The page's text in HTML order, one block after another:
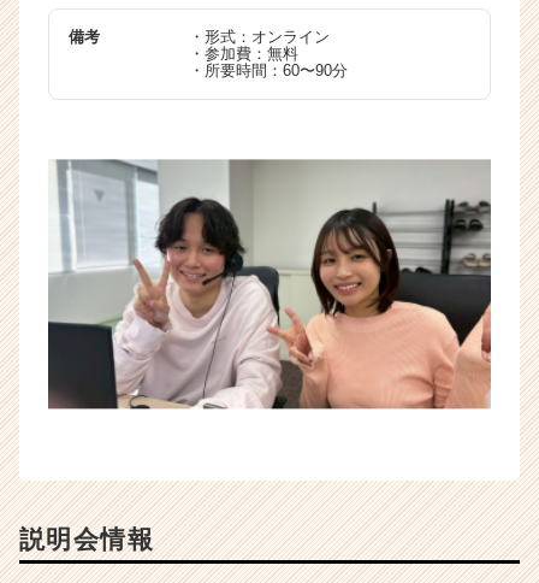
備考
・形式：オンライン
・参加費：無料
・所要時間：60〜90分
説明会情報